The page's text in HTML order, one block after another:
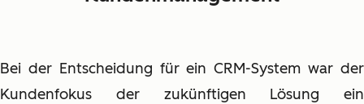
Bei der Entscheidung für ein CRM-System war der
Kundenfokus der zukünftigen Lösung ein